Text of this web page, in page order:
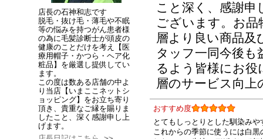
店長の石神和志です
脱毛・抜け毛・薄毛や不眠
等の悩みを持つがん患者様
の為に毛髪診断士が頭皮の
健康のことだけを考え【医
療用帽子・かつら・ヘア化
粧品】を厳選し提供してい
ます。
この度は数ある店舗の中よ
り当店【いまここネットシ
ョッピング】をお立ち寄り
頂き、貴重なご縁を賜りま
したこと、深く感謝申し上
げます。
こと深く、感謝申
ございます。お
層より良い商品
タッフ一同今後も
るよう皆様にお役
層のサービス向
おすすめ度
とてもしっとりとした馴染み
これからの季節に使うには白